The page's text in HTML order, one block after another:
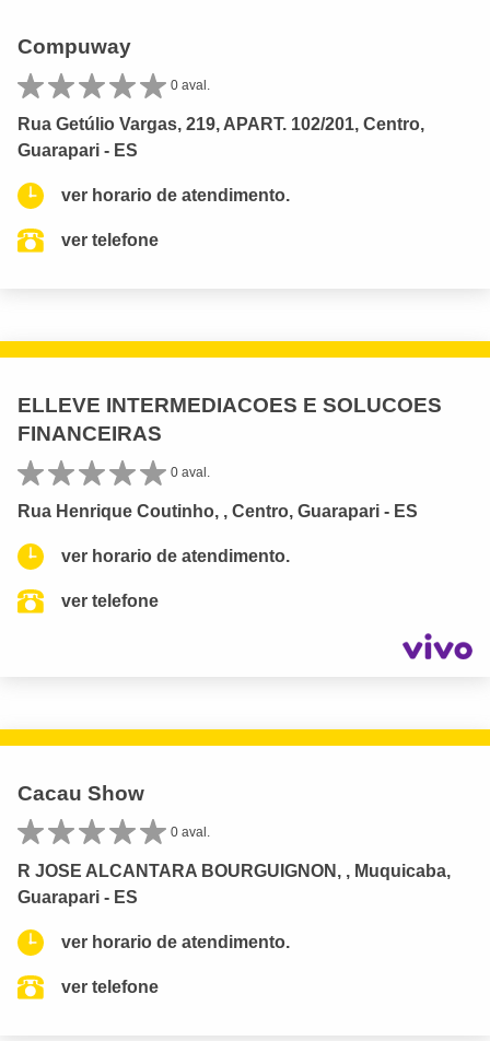
Compuway
0 aval.
Rua Getúlio Vargas, 219, APART. 102/201, Centro,
Guarapari - ES
ver horario de atendimento.
ver telefone
ELLEVE INTERMEDIACOES E SOLUCOES
FINANCEIRAS
0 aval.
Rua Henrique Coutinho, , Centro, Guarapari - ES
ver horario de atendimento.
ver telefone
Cacau Show
0 aval.
R JOSE ALCANTARA BOURGUIGNON, , Muquicaba,
Guarapari - ES
ver horario de atendimento.
ver telefone